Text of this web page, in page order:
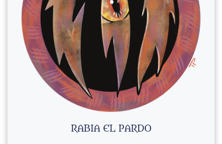
RABIA EL PARDO